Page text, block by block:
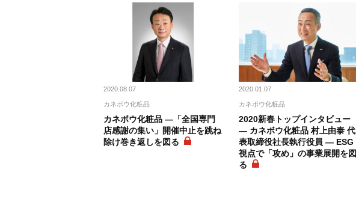
2020.08.07
カネボウ化粧品
カネボウ化粧品 ―「全国専門
店感謝の集い」開催中止を跳ね
除け巻き返しを図る
2020.01.07
カネボウ化粧品
2020新春トップインタビュー
― カネボウ化粧品 村上由泰 代
表取締役社長執行役員 ― ESG
視点で「攻め」の事業展開を図
る